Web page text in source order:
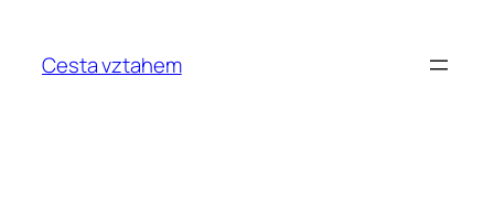
obsahCesta vztahem